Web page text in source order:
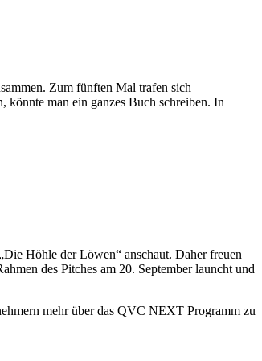
Zum fünften Mal trafen sich
könnte man ein ganzes Buch schreiben. In
Höhle der Löwen“ anschaut. Daher freuen
des Pitches am 20. September launcht und
mehr über das QVC NEXT Programm zu